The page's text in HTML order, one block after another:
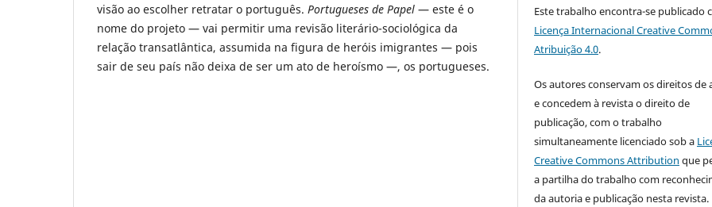
visão ao escolher retratar o português. Portugueses de Papel — este é o
nome do projeto — vai permitir uma revisão literário-sociológica da
relação transatlântica, assumida na figura de heróis imigrantes — pois
sair de seu país não deixa de ser um ato de heroísmo —, os portugueses.
Este trabalho encontra-se publicado
Licença Internacional Creative
Atribuição 4.0.
Os autores conservam os direitos de
e concedem à revista o direito de
publicação, com o trabalho
simultaneamente licenciado sob a
Creative Commons Attribution que
a partilha do trabalho com
da autoria e publicação nesta revista.